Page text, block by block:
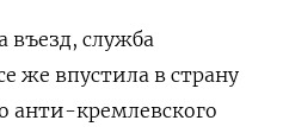
въезд, служба
же впустила в страну
анти-кремлевского